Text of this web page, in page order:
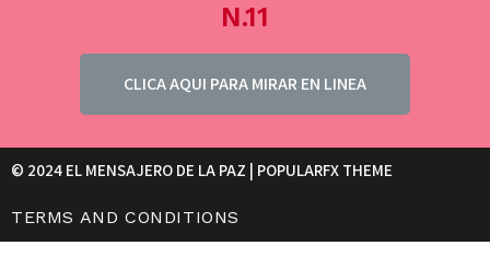
N.11
CLICA AQUI PARA MIRAR EN LINEA
© 2024 EL MENSAJERO DE LA PAZ | POPULARFX THEME
TERMS AND CONDITIONS